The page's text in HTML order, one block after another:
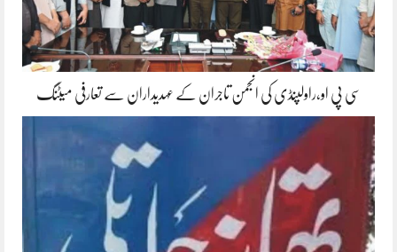
سی پی او،راولپنڈی کی انجمن تاجران کے عہدیداران سے تعارفی میٹنگ